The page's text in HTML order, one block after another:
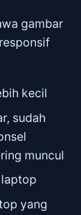
gambar
kecil
sudah
muncul
yang